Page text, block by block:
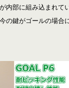
内部に組み込まれて
の鍵がゴールの場合